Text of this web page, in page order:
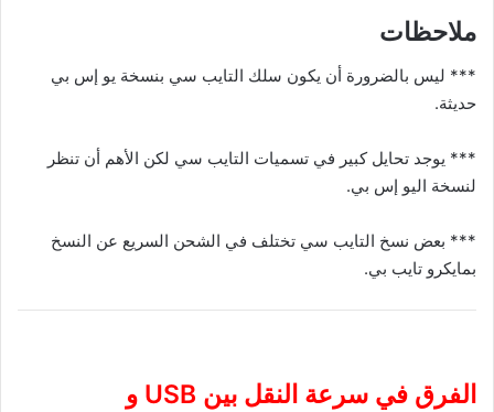
ملاحظات
*** ليس بالضرورة أن يكون سلك التايب سي بنسخة يو إس بي
حديثة.
*** يوجد تحايل كبير في تسميات التايب سي لكن الأهم أن تنظر
لنسخة اليو إس بي.
*** بعض نسخ التايب سي تختلف في الشحن السريع عن النسخ
بمايكرو تايب بي.
الفرق في سرعة النقل بين USB و